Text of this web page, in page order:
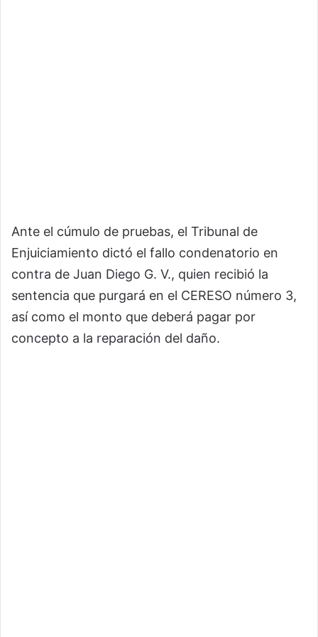
Ante el cúmulo de pruebas, el Tribunal de
Enjuiciamiento dictó el fallo condenatorio en
contra de Juan Diego G. V., quien recibió la
sentencia que purgará en el CERESO número 3,
así como el monto que deberá pagar por
concepto a la reparación del daño.